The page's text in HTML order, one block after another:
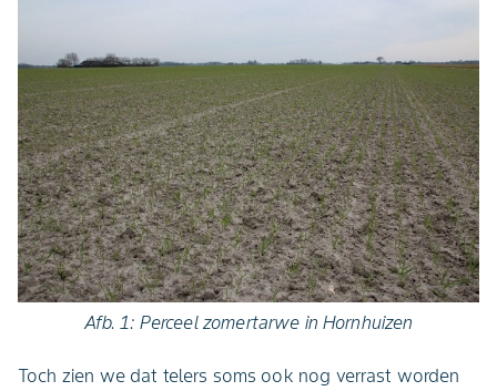
Afb. 1: Perceel zomertarwe in Hornhuizen
Toch zien we dat telers soms ook nog verrast worden